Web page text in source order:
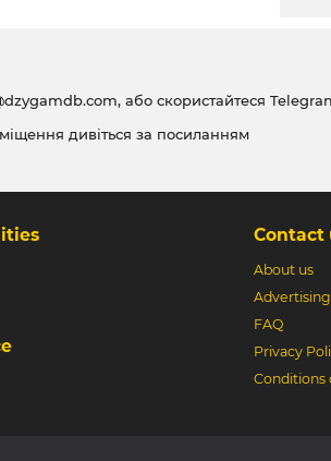
, або скористайтеся
дивіться за посиланням
Contact
About us
Advertising
FAQ
Privacy
Conditions